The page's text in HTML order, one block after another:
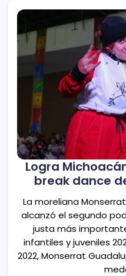
Logra
break dance
La moreliana
alcanzó el segundo
justa más
infantiles y juveniles
2022, Monserrat